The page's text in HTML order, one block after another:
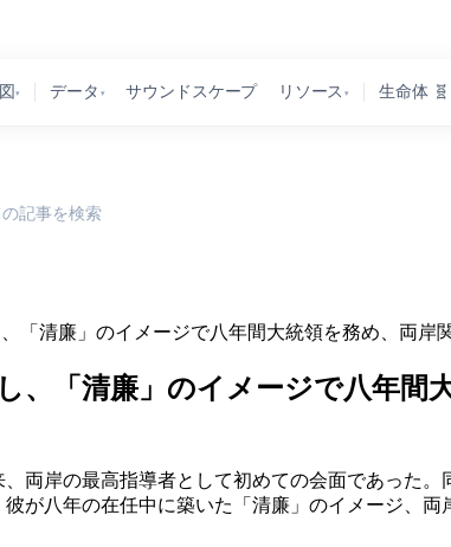
▾ データ ▾ サウンドスケープ リソース ▾ 生命体 🧬
記事を検索
「清廉」のイメージで八年間大統領を務め、両岸
、「清廉」のイメージで八年間
両岸の最高指導者として初めての会面であった
が八年の在任中に築いた「清廉」のイメージ、